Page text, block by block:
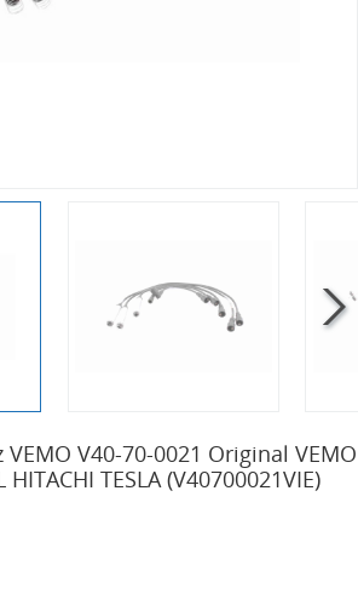
V40-70-0021 Original VEMO
TESLA(V40700021VIE)